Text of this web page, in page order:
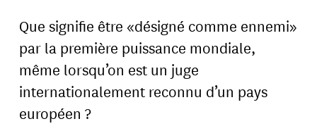
Que signifie être «désigné comme ennemi»
par la première puissance mondiale,
même lorsqu’on est un juge
internationalement reconnu d’un pays
européen ?